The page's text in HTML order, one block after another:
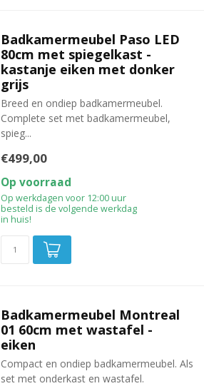
Badkamermeubel Paso LED
80cm met spiegelkast -
kastanje eiken met donker
grijs
Breed en ondiep badkamermeubel.
Complete set met badkamermeubel,
spieg...
€499,00
Op voorraad
Op werkdagen voor 12:00 uur
besteld is de volgende werkdag
in huis!
Badkamermeubel Montreal
01 60cm met wastafel -
eiken
Compact en ondiep badkamermeubel. Als
set met onderkast en wastafel.